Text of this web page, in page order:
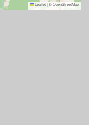
Leaflet|©OpenStreetMap